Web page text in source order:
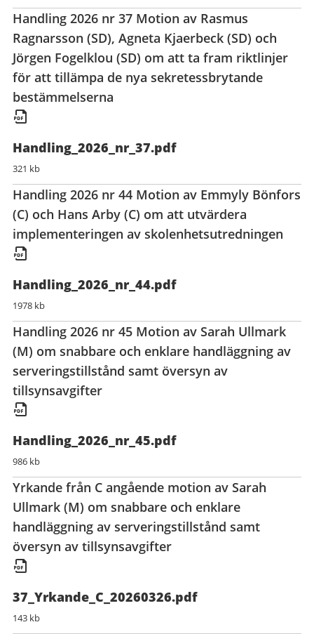
Handling 2026 nr 37 Motion av Rasmus
Ragnarsson (SD), Agneta Kjaerbeck (SD) och
Jörgen Fogelklou (SD) om att ta fram riktlinjer
för att tillämpa de nya sekretessbrytande
bestämmelserna
Handling_2026_nr_37.pdf
321 kb
Handling 2026 nr 44 Motion av Emmyly Bönfors
(C) och Hans Arby (C) om att utvärdera
implementeringen av skolenhetsutredningen
Handling_2026_nr_44.pdf
1978 kb
Handling 2026 nr 45 Motion av Sarah Ullmark
(M) om snabbare och enklare handläggning av
serveringstillstånd samt översyn av
tillsynsavgifter
Handling_2026_nr_45.pdf
986 kb
Yrkande från C angående motion av Sarah
Ullmark (M) om snabbare och enklare
handläggning av serveringstillstånd samt
översyn av tillsynsavgifter
37_Yrkande_C_20260326.pdf
143 kb